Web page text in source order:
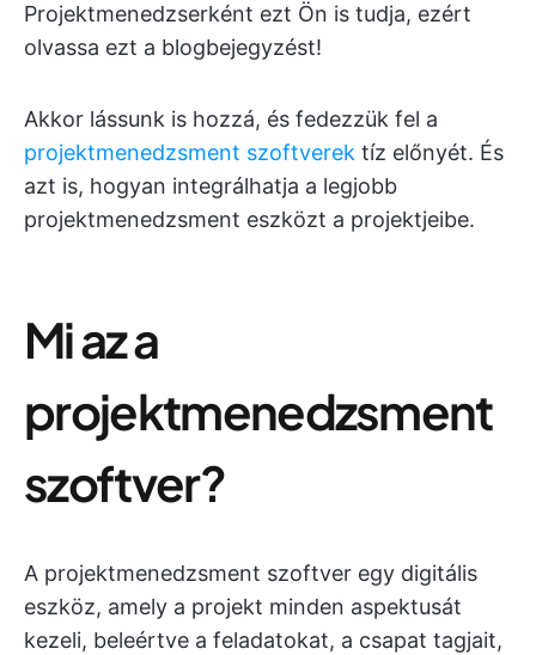
Projektmenedzserként ezt Ön is tudja, ezért
olvassa ezt a blogbejegyzést!
Akkor lássunk is hozzá, és fedezzük fel a
projektmenedzsment szoftverek tíz előnyét. És
azt is, hogyan integrálhatja a legjobb
projektmenedzsment eszközt a projektjeibe.
Mi az a
projektmenedzsment
szoftver?
A projektmenedzsment szoftver egy digitális
eszköz, amely a projekt minden aspektusát
kezeli, beleértve a feladatokat, a csapat tagjait,